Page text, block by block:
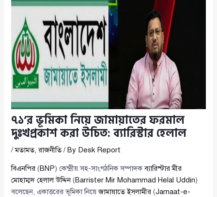
৭১’র ভূমিকা নিয়ে জামায়াতের ফরমাল
দুঃখপ্রকাশ করা উচিত: ব্যারিস্টার হেলাল
/মতামত,রাজনীতি/ By Desk Report
বিএনপির (BNP) কেন্দ্রীয় সহ-সাংগঠনিক সম্পাদকব্যারিস্টার মীর
মোহাম্মদ হেলাল উদ্দিন(Barrister Mir Mohammad Helal Uddin)
বলেছেন, একাত্তরের ভূমিকা নিয়েজামায়াতে ইসলামীর (Jamaat-e-